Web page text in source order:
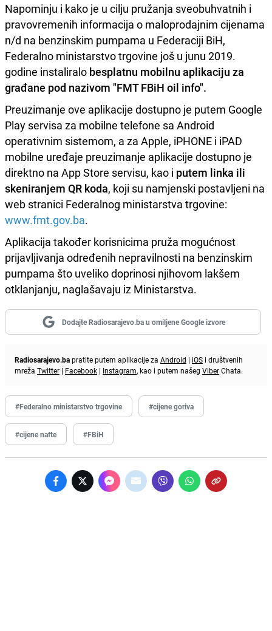
Napominju i kako je u cilju pružanja sveobuhvatnih i
pravovremenih informacija o maloprodajnim cijenama
n/d na benzinskim pumpama u Federaciji BiH,
Federalno ministarstvo trgovine još u junu 2019.
godine instaliralo besplatnu mobilnu aplikaciju za
građane pod nazivom "FMT FBiH oil info".
Preuzimanje ove aplikacije dostupno je putem Google
Play servisa za mobilne telefone sa Android
operativnim sistemom, a za Apple, iPHONE i iPAD
mobilne uređaje preuzimanje aplikacije dostupno je
direktno na App Store servisu, kao i putem linka ili
skeniranjem QR koda, koji su namjenski postavljeni na
web stranici Federalnog ministarstva trgovine:
www.fmt.gov.ba.
Aplikacija također korisnicima pruža mogućnost
prijavljivanja određenih nepravilnosti na benzinskim
pumpama što uveliko doprinosi njihovom lakšem
otklanjanju, naglašavaju iz Ministarstva.
Dodajte Radiosarajevo.ba u omiljene Google izvore
Radiosarajevo.bapratite putem aplikacije za Android | iOS i društvenih
mreža Twitter | Facebook | Instagram, kao i putem našeg ViberChata.
#Federalno ministarstvo trgovine #cijene goriva
#cijene nafte #FBiH